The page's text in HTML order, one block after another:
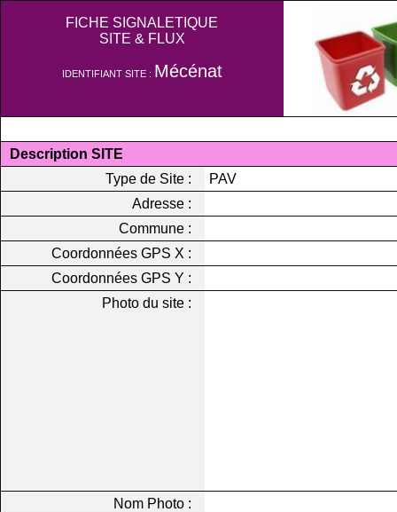
FICHE SIGNALETIQUE
SITE & FLUX
IDENTIFIANT SITE : Mécénat
Description SITE
Type de Site :
PAV
Adresse :
Commune :
Coordonnées GPS X :
Coordonnées GPS Y :
Photo du site :
Nom Photo :